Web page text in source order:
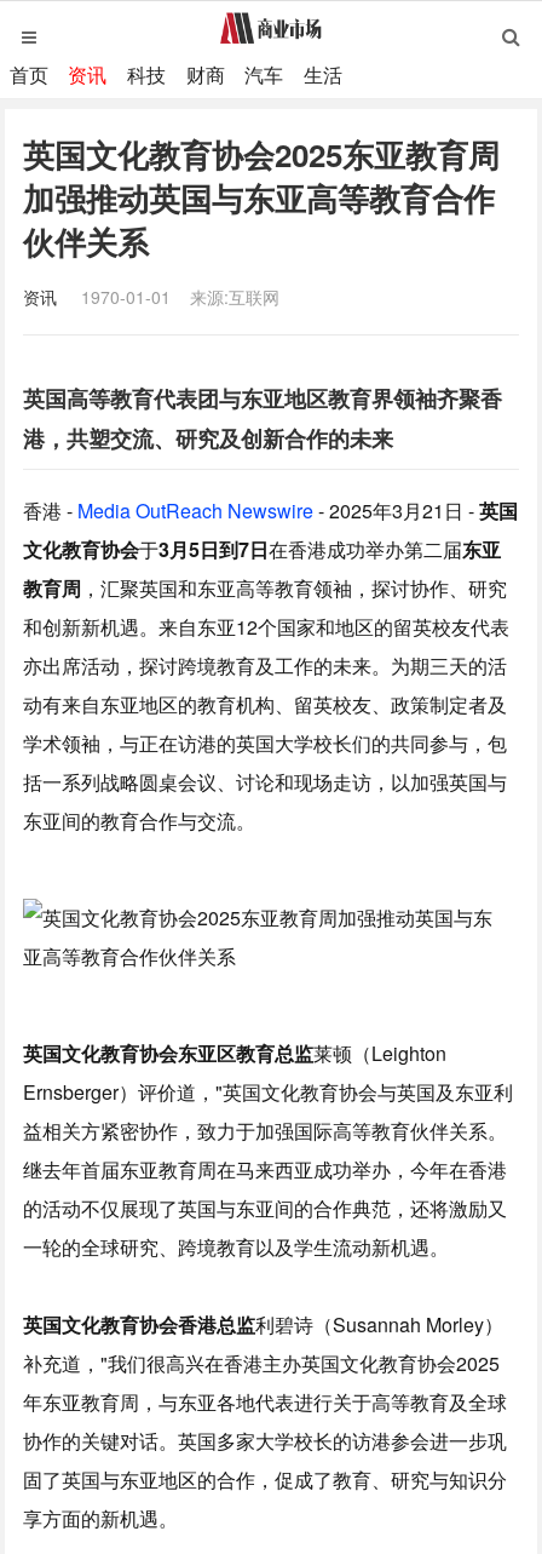
首页 资讯 科技 财商 汽车 生活
英国文化教育协会2025东亚教育周
加强推动英国与东亚高等教育合作
伙伴关系
资讯 1970-01-01 来源:互联网
英国高等教育代表团与东亚地区教育界领袖齐聚香
港，共塑交流、研究及创新合作的未来
香港 - Media OutReach Newswire- 2025年3月21日 -英国
文化教育协会于3月5日到7日在香港成功举办第二届东亚
教育周 ，汇聚英国和东亚高等教育领袖，探讨协作、研究
和创新新机遇。来自东亚12个国家和地区的留英校友代表
亦出席活动，探讨跨境教育及工作的未来。为期三天的活
动有来自东亚地区的教育机构、留英校友、政策制定者及
学术领袖，与正在访港的英国大学校长们的共同参与，包
括一系列战略圆桌会议、讨论和现场走访，以加强英国与
东亚间的教育合作与交流。
英国文化教育协会东亚区教育总监莱顿（Leighton
Ernsberger）评价道，"英国文化教育协会与英国及东亚利
益相关方紧密协作，致力于加强国际高等教育伙伴关系。
继去年首届东亚教育周在马来西亚成功举办，今年在香港
的活动不仅展现了英国与东亚间的合作典范，还将激励又
一轮的全球研究、跨境教育以及学生流动新机遇。
英国文化教育协会香港总监利碧诗（Susannah Morley）
补充道，"我们很高兴在香港主办英国文化教育协会2025
年东亚教育周，与东亚各地代表进行关于高等教育及全球
协作的关键对话。英国多家大学校长的访港参会进一步巩
固了英国与东亚地区的合作，促成了教育、研究与知识分
享方面的新机遇。